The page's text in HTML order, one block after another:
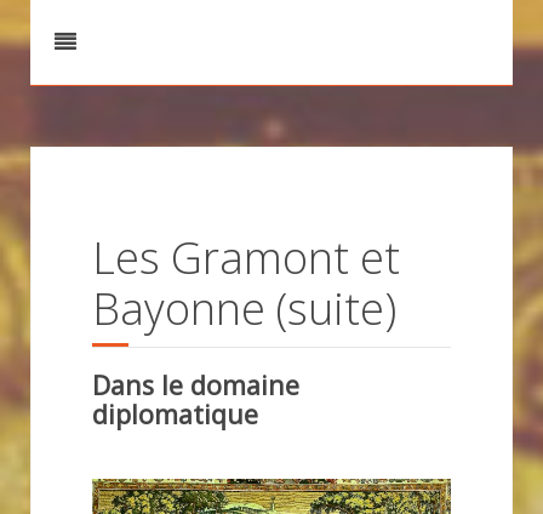
Les Gramont et
Bayonne (suite)
Dans le domaine
diplomatique